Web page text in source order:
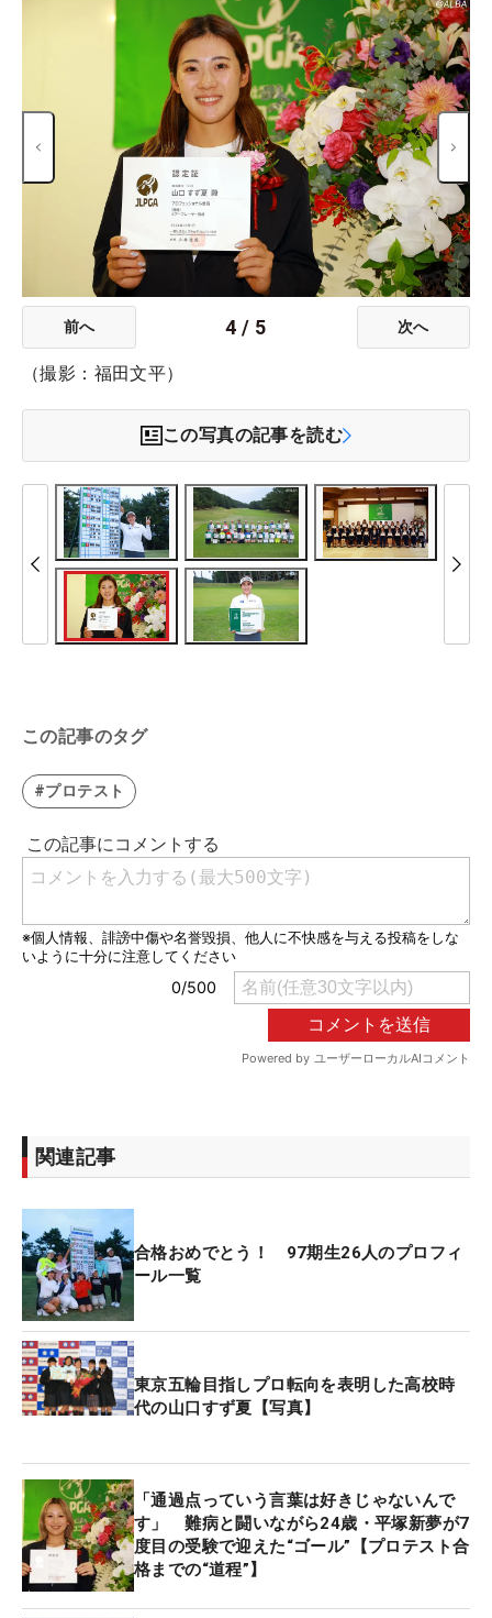
前へ 4 / 5 次へ
（撮影：福田文平）
この写真の記事を読む
この記事のタグ
#プロテスト
関連記事
合格おめでとう！ 97期生26人のプロフィ
ール一覧
東京五輪目指しプロ転向を表明した高校時
代の山口すず夏【写真】
「通過点っていう言葉は好きじゃないんで
す」 難病と闘いながら24歳・平塚新夢が7
度目の受験で迎えた“ゴール”【プロテスト合
格までの“道程”】